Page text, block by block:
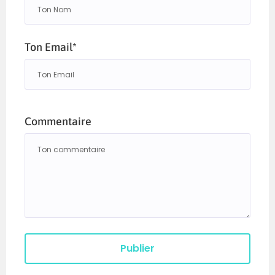
Ton Email*
Commentaire